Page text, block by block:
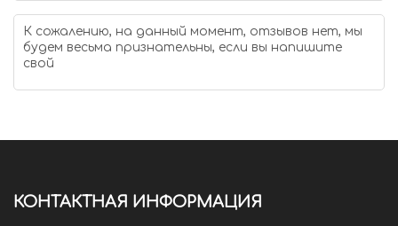
К сожалению, на данный момент, отзывов нет, мы
будем весьма признательны, если вы напишите
свой
КОНТАКТНАЯ ИНФОРМАЦИЯ